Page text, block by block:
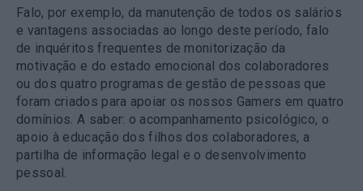
Falo, por exemplo, da manutenção de todos os salários
e vantagens associadas ao longo deste período, falo
de inquéritos frequentes de monitorização da
motivação e do estado emocional dos colaboradores
ou dos quatro programas de gestão de pessoas que
foram criados para apoiar os nossos Gamers em quatro
domínios. A saber: o acompanhamento psicológico, o
apoio à educação dos filhos dos colaboradores, a
partilha de informação legal e o desenvolvimento
pessoal.